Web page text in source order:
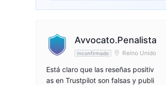
Avvocato.Penalista
Inconfirmado Reino Unido
Está claro que las reseñas positiv
as en Trustpilot son falsas y publi